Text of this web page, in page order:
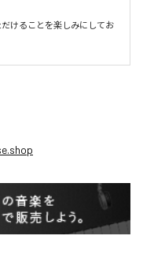
けることを楽しみにしてお